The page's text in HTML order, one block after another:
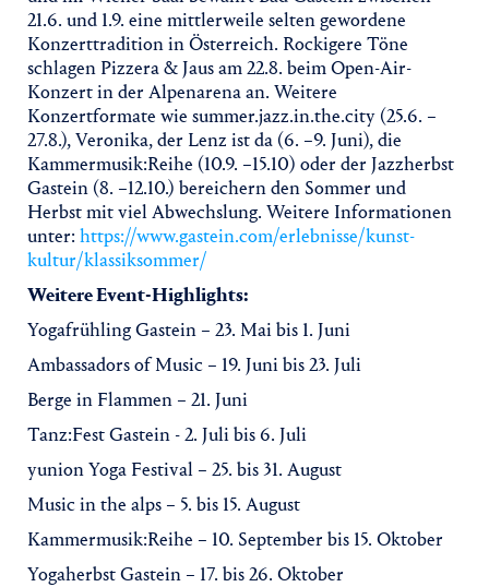
21.6. und 1.9. eine mittlerweile selten gewordene
Konzerttradition in Österreich. Rockigere Töne
schlagen Pizzera & Jaus am 22.8. beim Open-Air-
Konzert in der Alpenarena an. Weitere
Konzertformate wie summer.jazz.in.the.city (25.6. –
27.8.), Veronika, der Lenz ist da (6. –9. Juni), die
Kammermusik:Reihe (10.9. –15.10) oder der Jazzherbst
Gastein (8. –12.10.) bereichern den Sommer und
Herbst mit viel Abwechslung. Weitere Informationen
unter: https://www.gastein.com/erlebnisse/kunst-
kultur/klassiksommer/
Weitere Event-Highlights:
Yogafrühling Gastein – 23. Mai bis 1. Juni
Ambassadors of Music – 19. Juni bis 23. Juli
Berge in Flammen – 21. Juni
Tanz:Fest Gastein - 2. Juli bis 6. Juli
yunion Yoga Festival – 25. bis 31. August
Music in the alps – 5. bis 15. August
Kammermusik:Reihe – 10. September bis 15. Oktober
Yogaherbst Gastein – 17. bis 26. Oktober